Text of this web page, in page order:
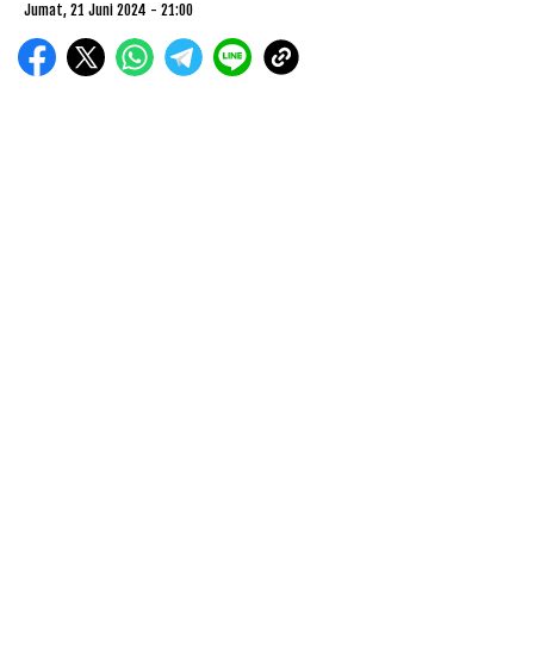
Jumat, 21 Juni 2024 - 21:00